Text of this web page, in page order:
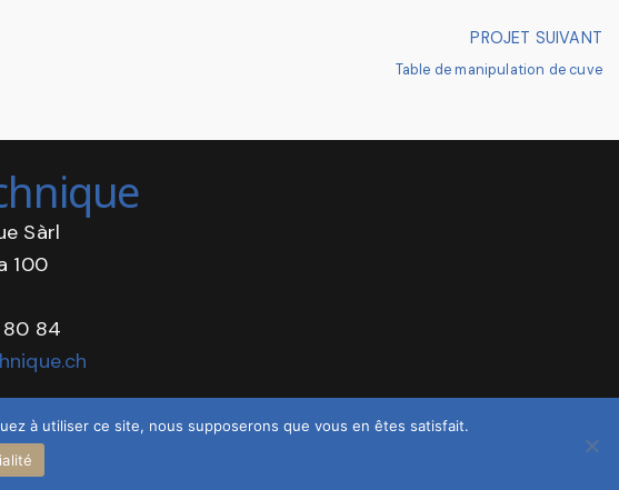
PROJET SUIVANT
Table de manipulation de cuve
Sàrl
100
80 84
de confidentialité
à utiliser ce site, nous supposerons que vous en êtes satisfait.